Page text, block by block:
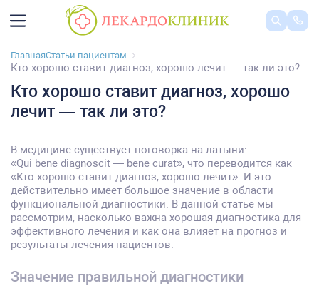
ГлавнаяСтатьи пациентам
Кто хорошо ставит диагноз, хорошо лечит — так ли это?
Кто хорошо ставит диагноз, хорошо
лечит — так ли это?
В медицине существует поговорка на латыни:
«Qui bene diagnoscit — bene curat», что переводится как
«Кто хорошо ставит диагноз, хорошо лечит». И это
действительно имеет большое значение в области
функциональной диагностики. В данной статье мы
рассмотрим, насколько важна хорошая диагностика для
эффективного лечения и как она влияет на прогноз и
результаты лечения пациентов.
Значение правильной диагностики